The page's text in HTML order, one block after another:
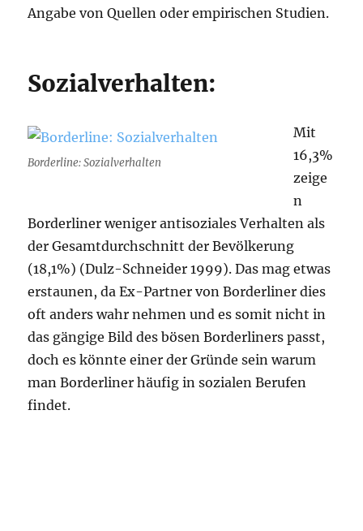
Angabe von Quellen oder empirischen Studien.
Sozialverhalten:
Borderline: Sozialverhalten
Mit
16,3%
zeige
n
Borderliner weniger antisoziales Verhalten als
der Gesamtdurchschnitt der Bevölkerung
(18,1%) (Dulz-Schneider 1999). Das mag etwas
erstaunen, da Ex-Partner von Borderliner dies
oft anders wahr nehmen und es somit nicht in
das gängige Bild des bösen Borderliners passt,
doch es könnte einer der Gründe sein warum
man Borderliner häufig in sozialen Berufen
findet.